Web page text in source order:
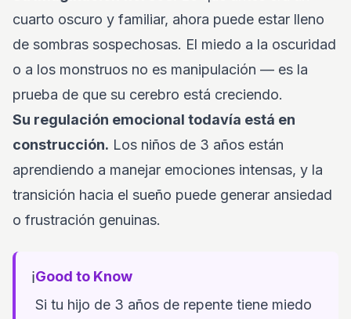
cuarto oscuro y familiar, ahora puede estar lleno
de sombras sospechosas. El miedo a la oscuridad
o a los monstruos no es manipulación — es la
prueba de que su cerebro está creciendo.
Su regulación emocional todavía está en
construcción. Los niños de 3 años están
aprendiendo a manejar emociones intensas, y la
transición hacia el sueño puede generar ansiedad
o frustración genuinas.
ℹ️Good to Know
Si tu hijo de 3 años de repente tiene miedo